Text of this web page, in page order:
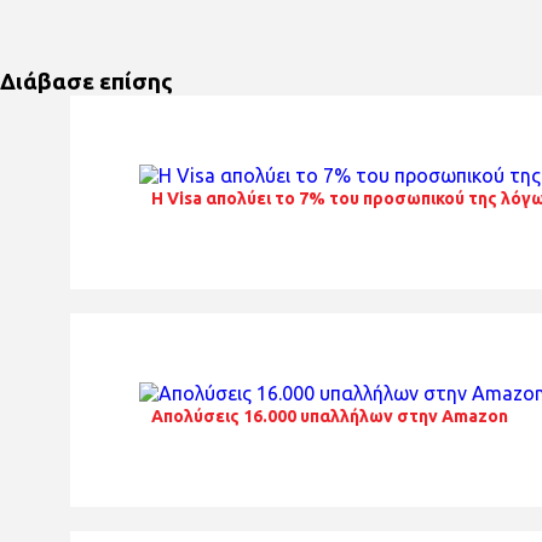
Διάβασε επίσης
H Visa απολύει το 7% του προσωπικού της
Απολύσεις 16.000 υπαλλήλων στην Amazon